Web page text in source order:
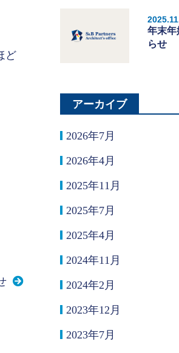
ど
年末年
らせ
アーカイブ
2026年7月
2026年4月
2025年11月
2025年7月
2025年4月
2024年11月
2024年2月
2023年12月
2023年7月